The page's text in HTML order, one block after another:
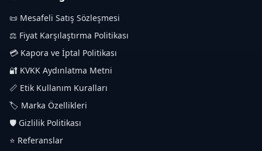
📜 Mesafeli Satış Sözleşmesi
⚖️ Fiyat Karşılaştırma Politikası
💳 Kapora ve İptal Politikası
🔐 KVKK Aydınlatma Metni
📏 Etik Kullanım Kuralları
🏷️ Marka Özellikleri
🛡️ Gizlilik Politikası
⭐ Referanslar